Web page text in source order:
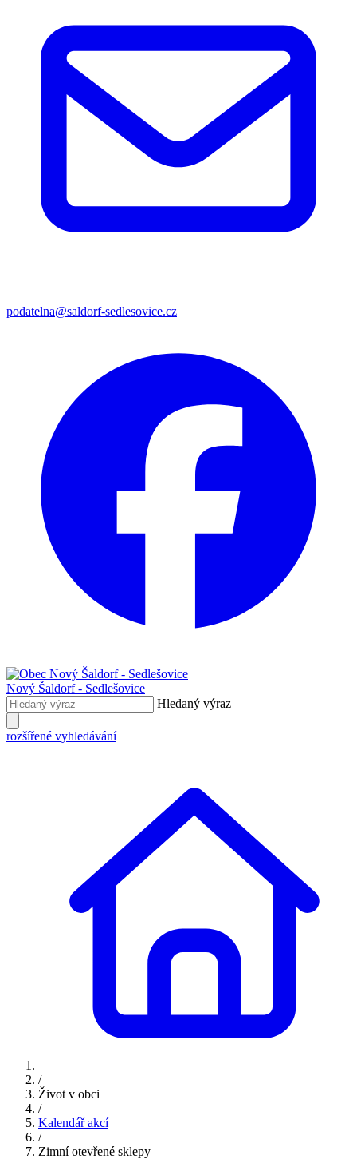
podatelna@saldorf-sedlesovice.cz
Nový Šaldorf - Sedlešovice
Hledaný výraz
rozšířené vyhledávání
/
Život v obci
/
Kalendář akcí
/
Zimní otevřené sklepy